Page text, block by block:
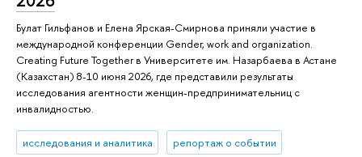
Булат Гильфанов и Елена Ярская-Смирнова приняли участие в
международной конференции Gender, work and organization.
Creating Future Together в Университете им. Назарбаева в Астане
(Казахстан) 8-10 июня 2026, где представили результаты
исследования агентности женщин-предпринимательниц с
инвалидностью.
исследования и аналитика репортаж о событии